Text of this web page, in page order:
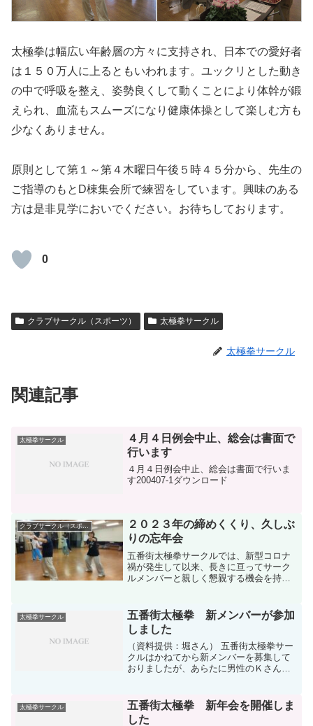
太極拳は幅広い年齢層の方々に支持され、日本での愛好者
は１５０万人に上るともいわれます。ユックリとした動き
の中で呼吸を整え、姿勢良くして動くことにより体幹が鍛
えられ、血流もスムーズになり健康体操として楽しむ方も
少なくありません。
原則として第１～第４木曜日午後５時４５分から、先生の
ご指導のもとD棟集会所で練習をしています。興味のある
方は是非見学においでください。お待ちしております。
0
クラブサークル（スポーツ） 太極拳サークル
太極拳サークル
関連記事
太極拳サークル
４月４日例会中止、総会は書面で
行います
４月４日例会中止、総会は書面で行いま
す200407-1ダウンロード
クラブサークル（スポーツ）
２０２３年の締めくくり、久しぶ
りの忘年会
五番街太極拳サークルでは、新型コロナ
禍が発生して以来、長きに亘ってサーク
ルメンバーと親しく懇親する機会を持て
会を開催することができました。残念な
がら、サークルメンバ...
太極拳サークル
五番街太極拳 新メンバーが参加
しました
（資料提供：堀さん） 五番街太極拳サー
クルはかねてから新メンバーを募集して
おりましたが、あらたに男性のＫさん、
ので、先生（前列左から2番目）からは基
本中の基本の足の形をや...
太極拳サークル
五番街太極拳 新年会を開催しま
した